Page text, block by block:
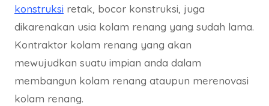
konstruksi retak, bocor konstruksi, juga
dikarenakan usia kolam renang yang sudah lama.
Kontraktor kolam renang yang akan
mewujudkan suatu impian anda dalam
membangun kolam renang ataupun merenovasi
kolam renang.